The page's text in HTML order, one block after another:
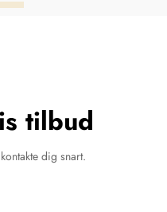
tilbud
dig snart.